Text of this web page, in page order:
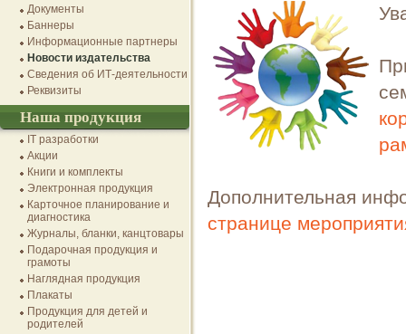
Дополнительная
странице
Документы
Баннеры
Информационные партнеры
Новости издательства
Сведения об ИТ-деятельности
Реквизиты
Наша продукция
IT разработки
Акции
Книги и комплекты
Электронная продукция
Карточное планирование и
диагностика
Журналы, бланки, канцтовары
Подарочная продукция и
грамоты
Наглядная продукция
Плакаты
Продукция для детей и
родителей